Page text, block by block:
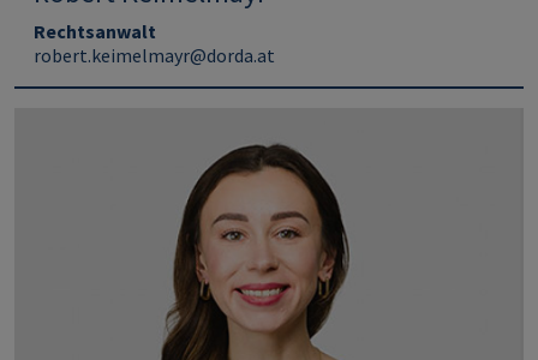
Rechtsanwalt
robert.keimelmayr@dorda.at